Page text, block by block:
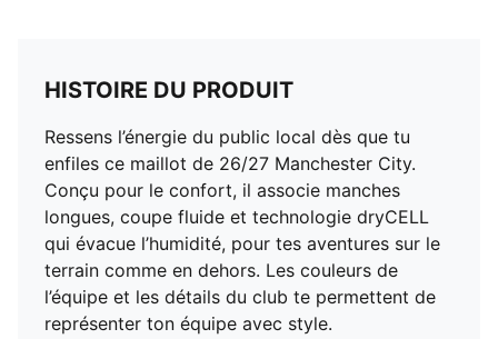
HISTOIRE DU PRODUIT
Ressens l’énergie du public local dès que tu
enfiles ce maillot de 26/27 Manchester City.
Conçu pour le confort, il associe manches
longues, coupe fluide et technologie dryCELL
qui évacue l’humidité, pour tes aventures sur le
terrain comme en dehors. Les couleurs de
l’équipe et les détails du club te permettent de
représenter ton équipe avec style.